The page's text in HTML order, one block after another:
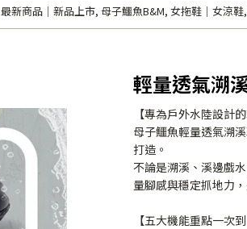
最新商品｜新品上市, 母子鱷魚B&M, 女拖鞋｜女涼鞋,
輕量透氣溯
【專為戶外水陸設計
母子鱷魚輕量透氣溯
打造。
不論是溯溪、溪邊戲
量腳感與穩定抓地力
【五大機能重點一次到